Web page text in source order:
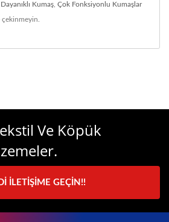
Kumaş Çok Fonksiyonlu Kumaşlar
çekinmeyin.
Ve Köpük
İLETIŞIME GEÇIN!!